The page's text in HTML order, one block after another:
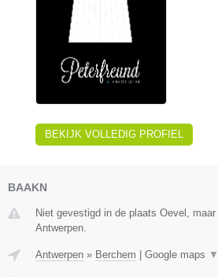
BEKIJK VOLLEDIG PROFIEL
BAAKN
Niet gevestigd in de plaats Oevel,
Antwerpen.
Antwerpen » Berchem Google maps ▼